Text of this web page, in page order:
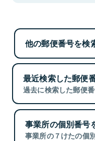
他の郵便番号を検
最近検索した郵便
過去に検索した郵便
事業所の個別番号
事業所の７けたの個